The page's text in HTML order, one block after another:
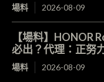
場料 2026-08-09
【場料】HONOR
必出？代理：正努
場料 2026-08-09